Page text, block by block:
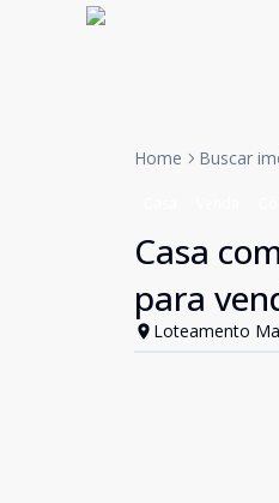
Home Buscar
Casa
para
Loteamento